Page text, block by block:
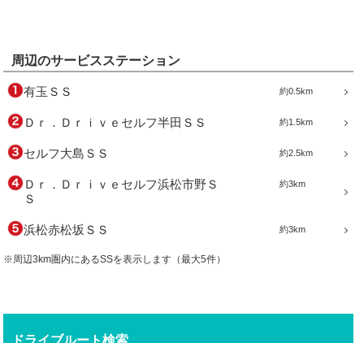
周辺のサービスステーション
約0.5km
有玉ＳＳ
約1.5km
Ｄｒ．Ｄｒｉｖｅセルフ半田ＳＳ
約2.5km
セルフ大島ＳＳ
約3km
Ｄｒ．Ｄｒｉｖｅセルフ浜松市野Ｓ
Ｓ
約3km
浜松赤松坂ＳＳ
※周辺3km圏内にあるSSを表示します（最大5件）
ドライブルート検索